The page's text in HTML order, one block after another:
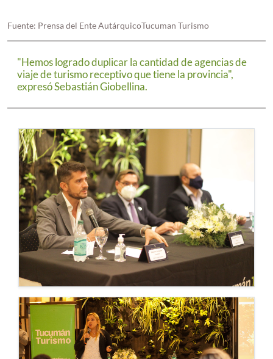
"Hemos logrado duplicar la cantidad de agencias de
viaje de turismo receptivo que tiene la provincia",
expresó Sebastián Giobellina.
Fuente: Prensa del Ente AutárquicoTucuman Turismo